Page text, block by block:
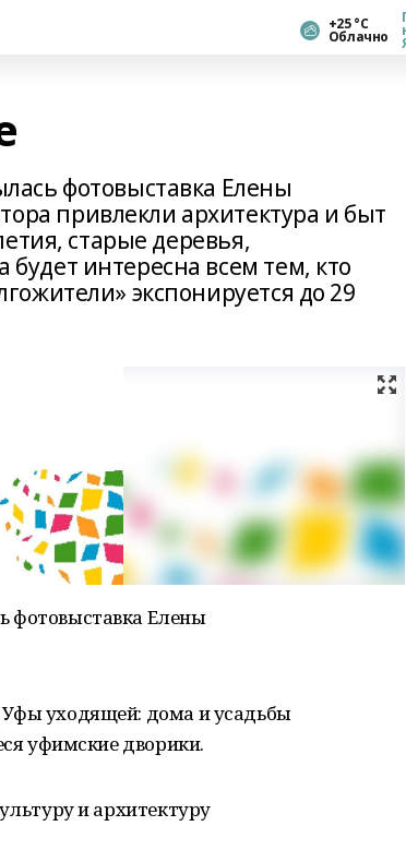
+25 °С
Облачно
фотовыставка Елены
привлекли архитектура и быт
старые деревья,
интересна всем тем, кто
экспонируется до 29
фотовыставка Елены
уходящей: дома и усадьбы
уфимские дворики.
и архитектуру